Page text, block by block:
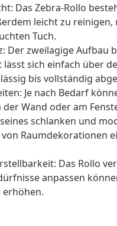
Das Zebra-Rollo
leicht zu
Tuch.
Der zweilagige
lässt sich einfach über
bis vollständig
Je nach Bedarf
Wand oder am
schlanken und
Raumdekorationen
Das Rollo
anpassen
erhöhen.